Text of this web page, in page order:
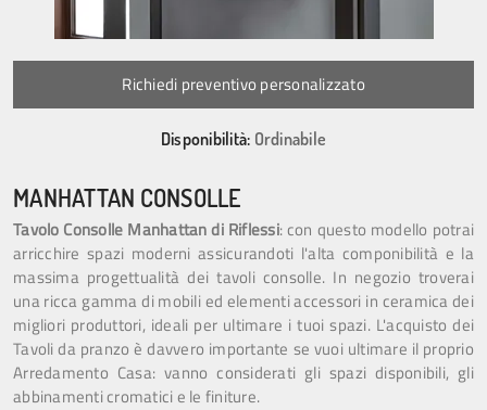
Richiedi preventivo personalizzato
Disponibilità: Ordinabile
MANHATTAN CONSOLLE
Tavolo Consolle Manhattan di Riflessi: con questo modello potrai
arricchire spazi moderni assicurandoti l'alta componibilità e la
massima progettualità dei tavoli consolle. In negozio troverai
una ricca gamma di mobili ed elementi accessori in ceramica dei
migliori produttori, ideali per ultimare i tuoi spazi. L'acquisto dei
Tavoli da pranzo è davvero importante se vuoi ultimare il proprio
Arredamento Casa: vanno considerati gli spazi disponibili, gli
abbinamenti cromatici e le finiture.